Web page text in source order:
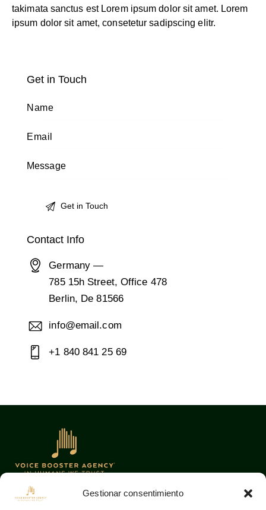
Gestionar consentimiento
takimata sanctus est Lorem ipsum dolor sit amet. Lorem
ipsum dolor sit amet, consetetur sadipscing elitr.
Get in Touch
Contact Info
Germany —
785 15h Street, Office 478
Berlin, De 81566
info@email.com
+1 840 841 25 69